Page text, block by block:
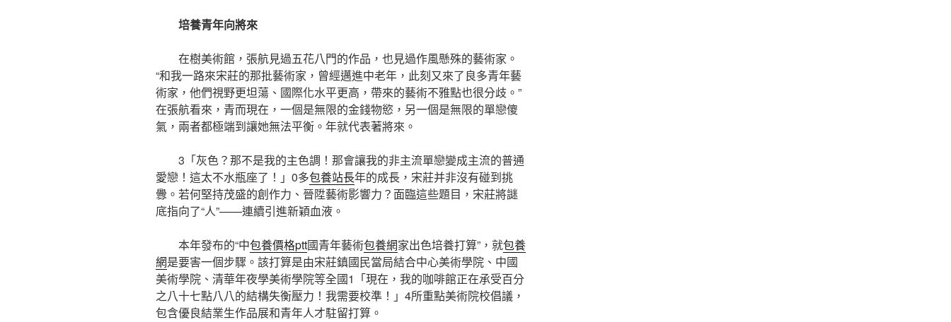
培養青年向將來
在樹美術館，張航見過五花八門的作品，也見過作風懸殊的藝術家。
“和我一路來宋莊的那批藝術家，曾經邁進中老年，此刻又來了良多青年藝
術家，他們視野更坦蕩、國際化水平更高，帶來的藝術不雅點也很分歧。”
在張航看來，青而現在，一個是無限的金錢物慾，另一個是無限的單戀傻
氣，兩者都極端到讓她無法平衡。年就代表著將來。
3「灰色？那不是我的主色調！那會讓我的非主流單戀變成主流的普通
愛戀！這太不水瓶座了！」0多包養站長年的成長，宋莊并非沒有碰到挑
釁。若何堅持茂盛的創作力、晉陞藝術影響力？面臨這些題目，宋莊將謎
底指向了“人”——連續引進新穎血液。
本年發布的“中包養價格ptt國青年藝術包養網家出色培養打算”，就包養
網是要害一個步驟。該打算是由宋莊鎮國民當局結合中心美術學院、中國
美術學院、清華年夜學美術學院等全國1「現在，我的咖啡館正在承受百分
之八十七點八八的結構失衡壓力！我需要校準！」4所重點美術院校倡議，
包含優良結業生作品展和青年人才駐留打算。